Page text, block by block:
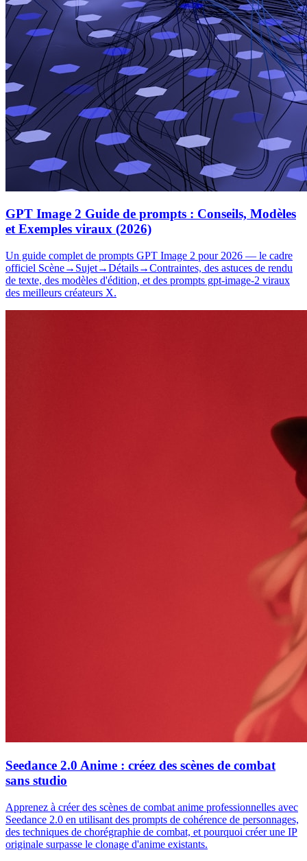
GPT Image 2 Guide de prompts : Conseils, Modèles
et Exemples viraux (2026)
Un guide complet de prompts GPT Image 2 pour 2026 — le cadre
officiel Scène→Sujet→Détails→Contraintes, des astuces de rendu
de texte, des modèles d'édition, et des prompts gpt-image-2 viraux
des meilleurs créateurs X.
Seedance 2.0 Anime : créez des scènes de combat
sans studio
Apprenez à créer des scènes de combat anime professionnelles avec
Seedance 2.0 en utilisant des prompts de cohérence de personnages,
des techniques de chorégraphie de combat, et pourquoi créer une IP
originale surpasse le clonage d'anime existants.